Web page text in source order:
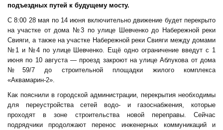
подъездных путей к будущему мосту.
С 8:00 28 мая по 14 июня включительно движение будет перекрыто
на участке от дома №3 по улице Шевченко до Набережной реки
Свияги, а также на участке Набережной реки Свияги между домами
№1 и №4 по улице Шевченко. Ещё одно ограничение введут с 1
июня по 10 августа — проезд закроют на улице Аблукова от дома
№59/7 до строительной площадки жилого комплекса
«Аквамарин-2».
Как пояснили в городской администрации, перекрытия необходимы
для переустройства сетей водо- и газоснабжения, которые
проходят в зоне строительства новой переправы. Сейчас
подрядчики продолжают перенос инженерных коммуникаций и